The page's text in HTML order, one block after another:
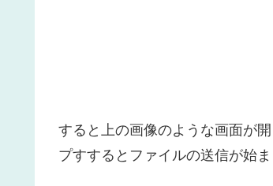
すると上の画像のような画面が
プすするとファイルの送信が始ま